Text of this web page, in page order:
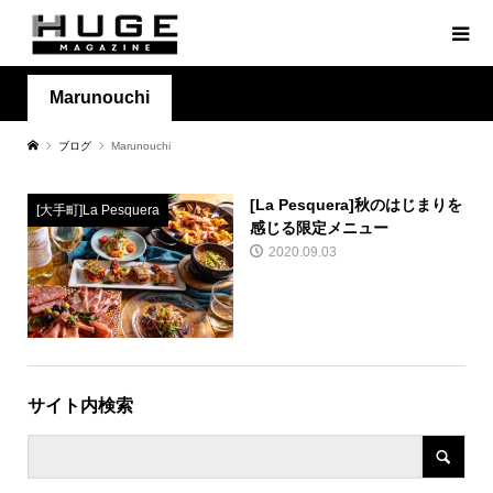
Marunouchi
ブログ Marunouchi
[大手町]La Pesquera
[La Pesquera]秋のはじまりを
感じる限定メニュー
2020.09.03
サイト内検索